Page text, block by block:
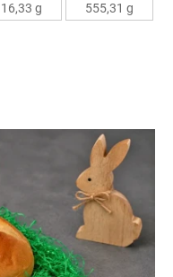
g
555,31 g